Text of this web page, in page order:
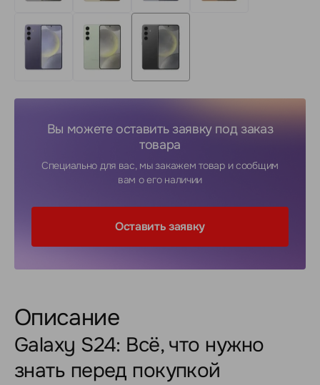
Вы можете оставить заявку под заказ
товара
Специально для вас, мы закажем товар и сообщим
вам о его наличии
Оставить заявку
Описание
Galaxy S24: Всё, что нужно
знать перед покупкой